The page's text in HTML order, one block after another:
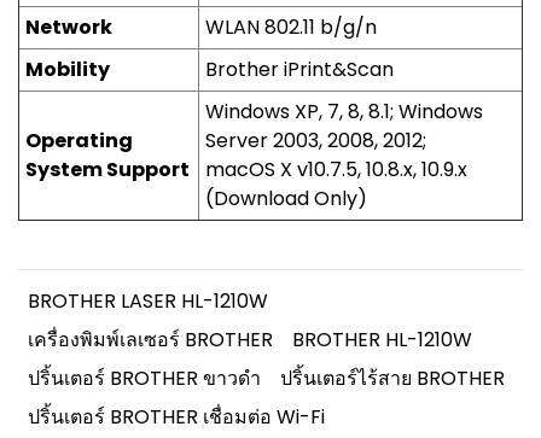
Network
WLAN 802.11 b/g/n
Mobility
Brother iPrint&Scan
Operating
System Support
Windows XP, 7, 8, 8.1; Windows
Server 2003, 2008, 2012;
macOS X v10.7.5, 10.8.x, 10.9.x
(Download Only)
BROTHER LASER HL-1210W
เครื่องพิมพ์เลเซอร์ BROTHER
BROTHER HL-1210W
ปริ้นเตอร์ BROTHER ขาวดำ
ปริ้นเตอร์ไร้สาย BROTHER
ปริ้นเตอร์ BROTHER เชื่อมต่อ Wi-Fi